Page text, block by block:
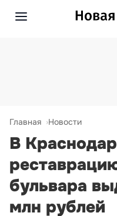
Главная Новости
В
бульвара
млн рублей